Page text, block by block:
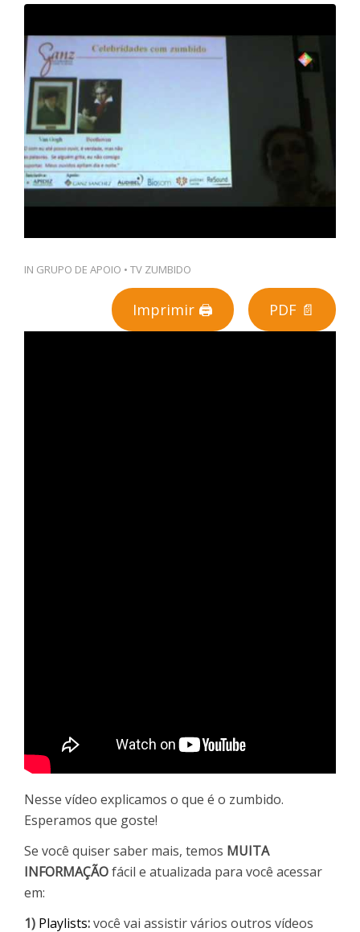
IN GRUPO DE APOIO • TV ZUMBIDO
Imprimir 🖨 PDF 📄
Nesse vídeo explicamos o que é o zumbido.
Esperamos que goste!
Se você quiser saber mais, temos MUITA
INFORMAÇÃOfácil e atualizada para você acessar
em:
1) Playlists:você vai assistir vários outros vídeos